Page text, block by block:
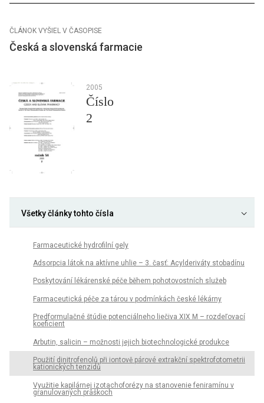
ČLÁNOK VYŠIEL V ČASOPISE
Česká a slovenská farmacie
2005
Číslo
2
Všetky články tohto čísla
Farmaceutické hydrofilní gely
Adsorpcia látok na aktívne uhlie – 3. časť: Acylderiváty stobadínu
Poskytování lékárenské péče během pohotovostních služeb
Farmaceutická péče za tárou v podmínkách české lékárny
Predformulačné štúdie potenciálneho liečiva XIX M – rozdeľovací
koeficient
Arbutin, salicin – možnosti jejich biotechnologické produkce
Použití dinitrofenolů při iontově párové extrakční spektrofotometrii
kationických tenzidů
Využitie kapilárnej izotachoforézy na stanovenie feniramínu v
granulovaných práškoch